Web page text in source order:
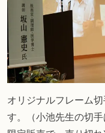
オリジナルフレーム
す。（小池先生の切手